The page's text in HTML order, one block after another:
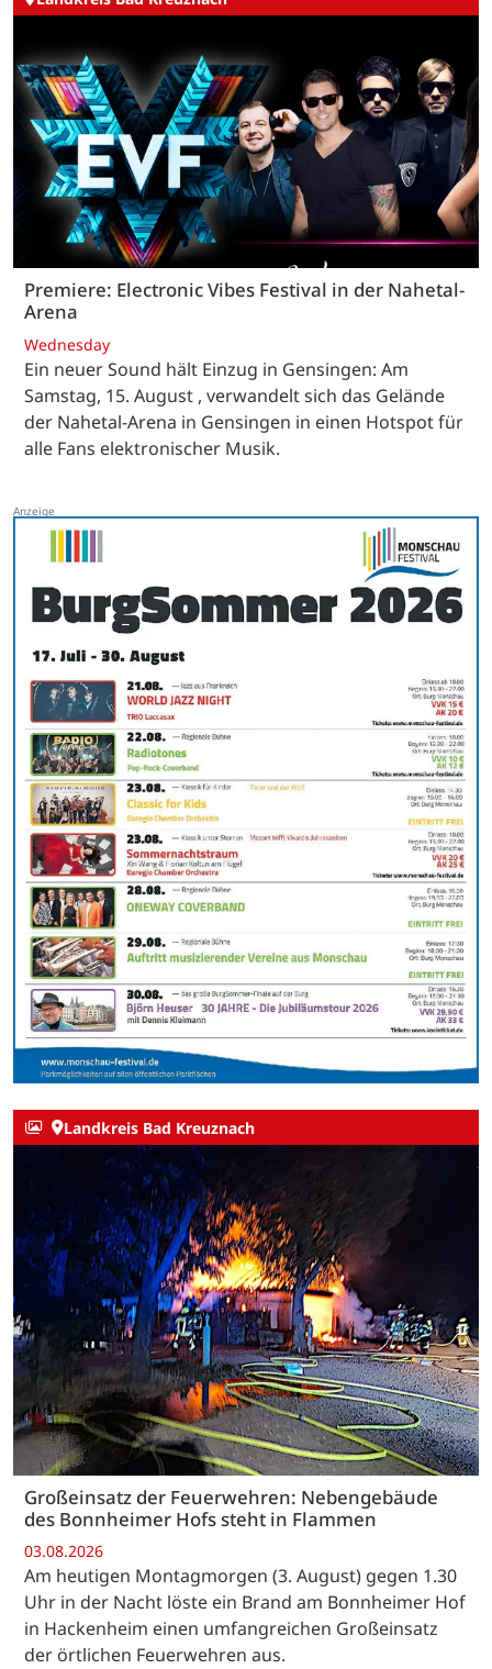
Premiere: Electronic Vibes Festival in der Nahetal-
Arena
Wednesday
Ein neuer Sound hält Einzug in Gensingen: Am
Samstag, 15. August , verwandelt sich das Gelände
der Nahetal-Arena in Gensingen in einen Hotspot für
alle Fans elektronischer Musik.
Landkreis Bad Kreuznach
Großeinsatz der Feuerwehren: Nebengebäude
des Bonnheimer Hofs steht in Flammen
03.08.2026
Am heutigen Montagmorgen (3. August) gegen 1.30
Uhr in der Nacht löste ein Brand am Bonnheimer Hof
in Hackenheim einen umfangreichen Großeinsatz
der örtlichen Feuerwehren aus.